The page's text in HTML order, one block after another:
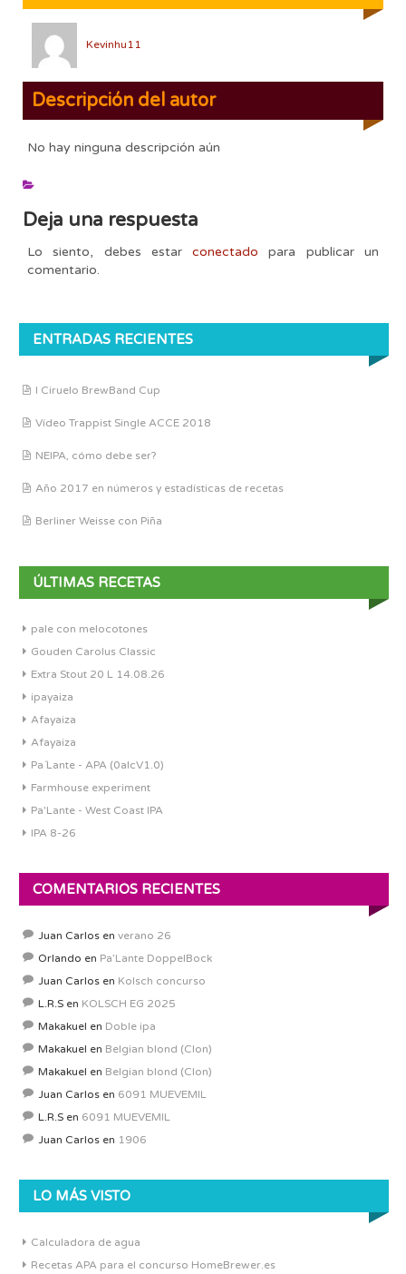
Kevinhu11
Descripción del autor
No hay ninguna descripción aún
Deja una respuesta
Lo siento, debes estarconectado para publicar un
comentario.
ENTRADAS RECIENTES
I Ciruelo BrewBand Cup
Vídeo Trappist Single ACCE 2018
NEIPA, cómo debe ser?
Año 2017 en números y estadísticas de recetas
Berliner Weisse con Piña
ÚLTIMAS RECETAS
pale con melocotones
Gouden Carolus Classic
Extra Stout 20 L 14.08.26
ipayaiza
Afayaiza
Afayaiza
Pa´Lante - APA (0alcV1.0)
Farmhouse experiment
Pa'Lante - West Coast IPA
IPA 8-26
COMENTARIOS RECIENTES
Juan Carlos en verano 26
Orlando en Pa’Lante DoppelBock
Juan Carlos en Kolsch concurso
L.R.S en KOLSCH EG 2025
Makakuel en Doble ipa
Makakuel en Belgian blond (Clon)
Makakuel en Belgian blond (Clon)
Juan Carlos en 6091 MUEVEMIL
L.R.S en 6091 MUEVEMIL
Juan Carlos en 1906
LO MÁS VISTO
Calculadora de agua
Recetas APA para el concurso HomeBrewer.es